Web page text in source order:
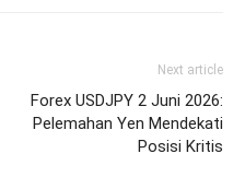
Next article
Forex USDJPY 2 Juni 2026:
Pelemahan Yen Mendekati
Posisi Kritis